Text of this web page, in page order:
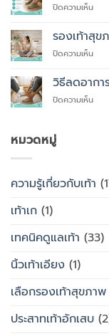
คุณ
สั่ง
ตัด
รองเ
สุข
ปิดความเห็นบน
สูง
อายุ
ควร
รอง
ไหน
รองเท้าสุข
ปิดความเห็นบน
สุข
กับ
รองเ
วิธีลดอากา
ปิดความเห็นบน
หมวดหมู่
ความรู้เกี่ยวกับเท้า
เท้าเก (1)
เทคนิคดูแลเท้า (33)
นิ้วเท้าเอียง (1)
เลือกรองเท้าสุขภาพ
ประสาทเท้าอักเสบ